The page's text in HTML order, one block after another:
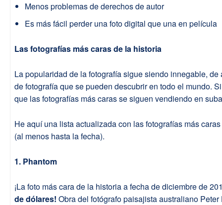
Menos problemas de derechos de autor
Es más fácil perder una foto digital que una en película
Las fotografías más caras de la historia
La popularidad de la fotografía sigue siendo innegable, de
de fotografía que se pueden descubrir en todo el mundo.
que las fotografías más caras se siguen vendiendo en
He aquí una lista actualizada con las fotografías más
(al menos hasta la fecha).
1. Phantom
¡La foto más cara de la historia a fecha de diciembre de
de dólares! Obra del fotógrafo paisajista australiano Peter